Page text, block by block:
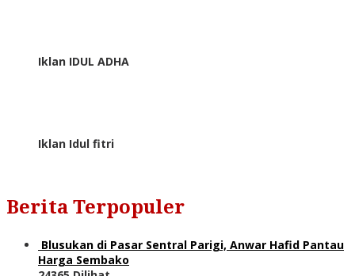
Iklan IDUL ADHA
Iklan Idul fitri
Berita Terpopuler
Blusukan di Pasar Sentral Parigi, Anwar Hafid Pantau
Harga Sembako